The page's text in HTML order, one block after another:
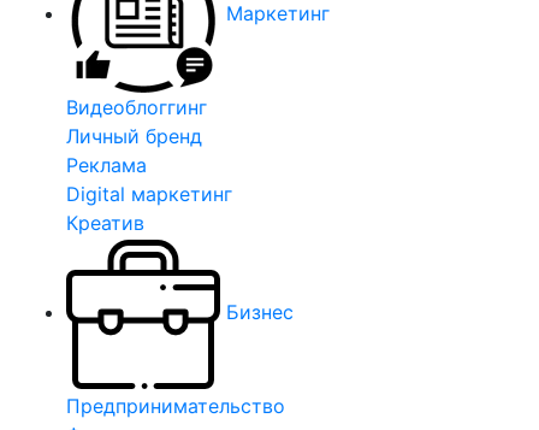
Маркетинг
Видеоблоггинг
Личный бренд
Реклама
Digital маркетинг
Креатив
Бизнес
Предпринимательство